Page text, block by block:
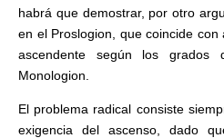
habrá que demostrar, por otro
en el Proslogion, que coincide
ascendente según los
Monologion.
El problema radical consiste
exigencia del ascenso, dado